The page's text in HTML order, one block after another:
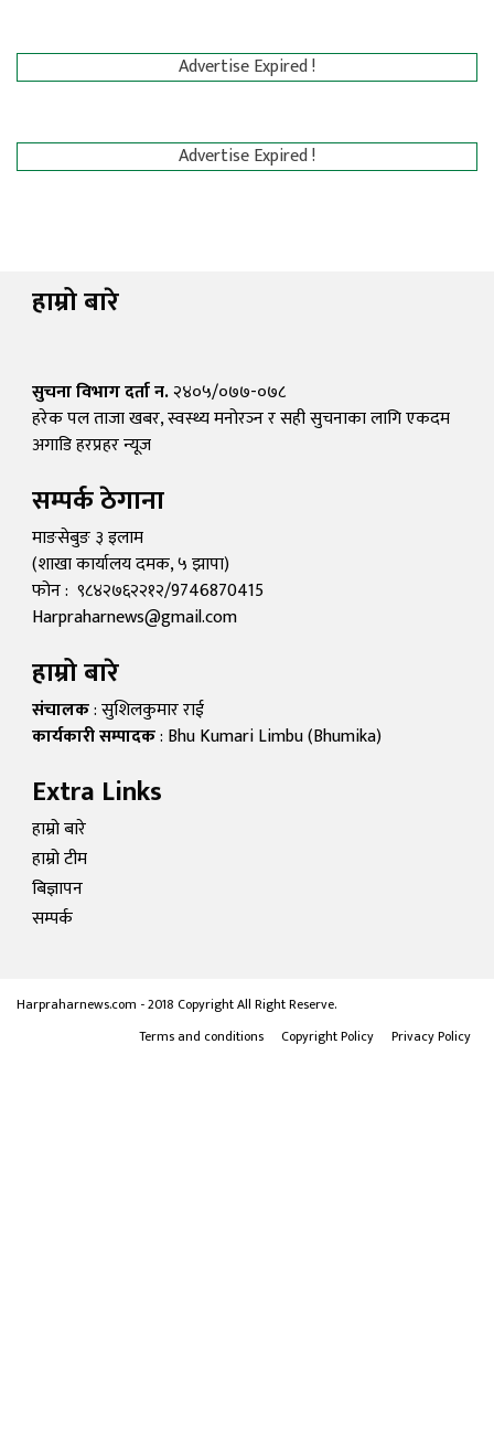
Advertise Expired !
Advertise Expired !
हाम्रो बारे
सुचना विभाग दर्ता न.२४०५/०७७-०७८
हरेक पल ताजा खबर, स्वस्थ्य मनोरञ्न र सही सुचनाका लागि एकदम
अगाडि हरप्रहर न्यूज
सम्पर्क ठेगाना
माङसेबुङ ३ इलाम
(शाखा कार्यालय दमक, ५ झापा)
फोन : ९८४२७६२२१२/9746870415
Harpraharnews@gmail.com
हाम्रो बारे
संचालक: सुशिलकुमार राई
कार्यकारी सम्पादक: Bhu Kumari Limbu (Bhumika)
Extra Links
हाम्रो बारे
हाम्रो टीम
बिज्ञापन
सम्पर्क
Harpraharnews.com - 2018 Copyright All Right Reserve.
Terms and conditions
Copyright Policy Privacy Policy